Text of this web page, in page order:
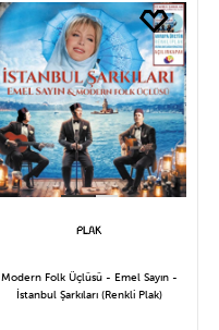
Modern Folk Üçlüsü - Emel Sayın -
İstanbul Şarkıları (Renkli Plak)